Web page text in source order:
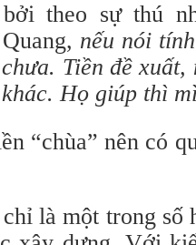
theo sự thú
nếu nói
Tiền đề xuất,
Họ giúp thì
“chùa” nên có
là một trong số